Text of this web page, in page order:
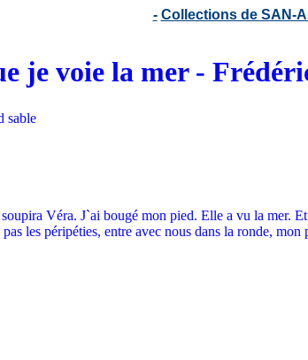
- Collections de SAN-
je voie la mer -
sable
Véra. J`ai bougé mon pied. Elle a vu la mer.
les péripéties, entre avec nous dans la ronde,